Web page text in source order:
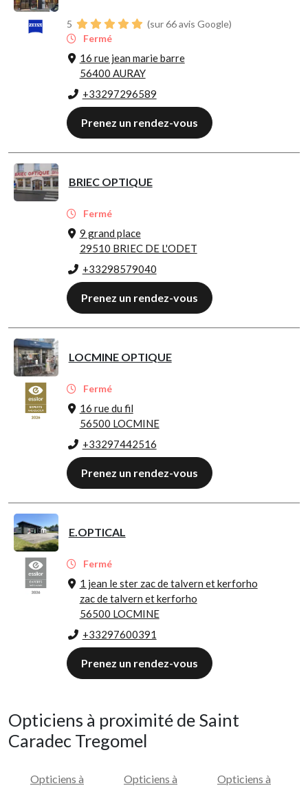
5
(sur 66 avis Google)
Fermé
16 rue jean marie barre
56400 AURAY
+33297296589
Prenez un rendez-vous
BRIEC OPTIQUE
Fermé
9 grand place
29510 BRIEC DE L'ODET
+33298579040
Prenez un rendez-vous
LOCMINE OPTIQUE
Fermé
16 rue du fil
56500 LOCMINE
+33297442516
Prenez un rendez-vous
E.OPTICAL
Fermé
1 jean le ster zac de talvern et kerforho
zac de talvern et kerforho
56500 LOCMINE
+33297600391
Prenez un rendez-vous
Opticiens à proximité de Saint
Caradec Tregomel
Opticiens à
Opticiens à
Opticiens à